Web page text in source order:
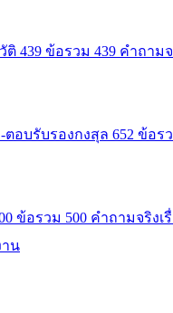
ติ 439 ข้อรวม 439 คำถาม
ตอบรับรองกงสุล 652 ข้อร
ข้อรวม 500 คำถามจริงเ
าน